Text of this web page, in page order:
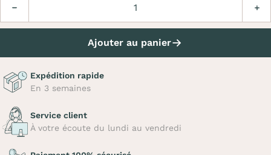
Ajouter au panier
Expédition rapide
En 3 semaines
Service client
À votre écoute du lundi au vendredi